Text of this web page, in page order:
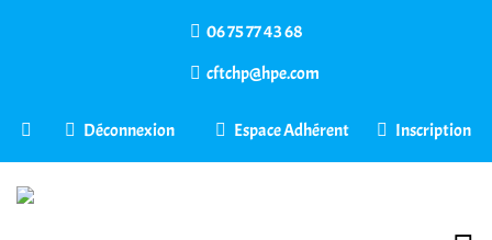
06 75 77 43 68
cftchp@hpe.com
Déconnexion Espace Adhérent Inscription